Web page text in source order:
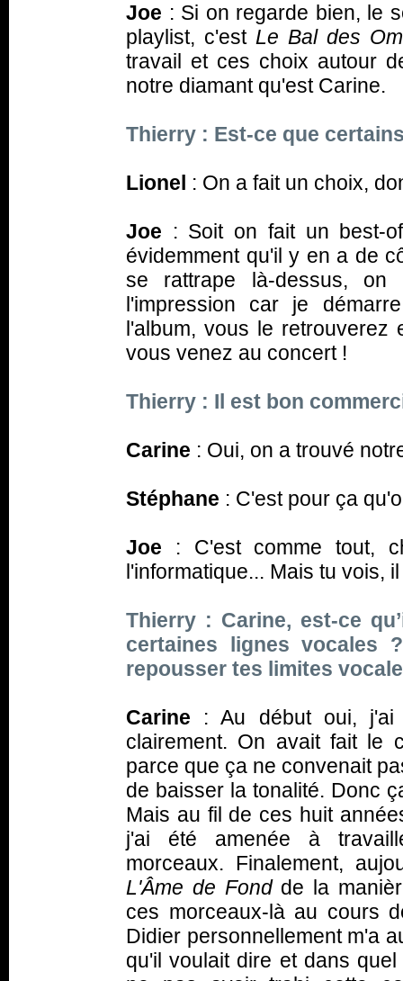
Joe : Si on regarde bien, le
playlist, c'est Le Bal des
travail et ces choix autour
notre diamant qu'est Carine.
Thierry : Est-ce que
Lionel : On a fait un choix,
Joe : Soit on fait un best-
évidemment qu'il y en a de
se rattrape là-dessus,
l'impression car je
l'album, vous le retrouverez
vous venez au concert !
Thierry : Il est bon
Carine : Oui, on a trouvé
Stéphane : C'est pour ça
Joe : C'est comme tout,
l'informatique... Mais tu vois,
Thierry : Carine, est-ce
certaines lignes vocales
repousser tes limites
Carine : Au début oui, j'ai
clairement. On avait fait le
parce que ça ne convenait
de baisser la tonalité. Donc
Mais au fil de ces huit
j'ai été amenée à
morceaux. Finalement,
L'Âme de Fondde la
ces morceaux-là au cours
Didier personnellement m'a
qu'il voulait dire et dans